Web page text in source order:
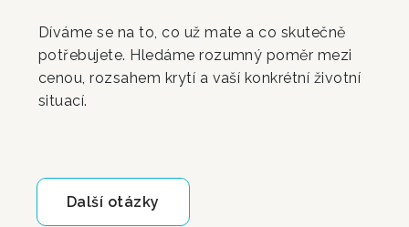
Díváme se na to, co už mate a co skutečně
potřebujete. Hledáme rozumný poměr mezi
cenou, rozsahem krytí a vaší konkrétní životní
situací.
Další otázky